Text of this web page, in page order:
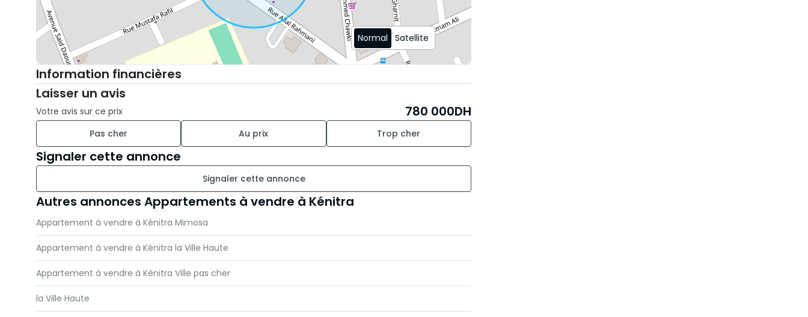
Normal Satellite
Information financières
Laisser un avis
Votre avis sur ce prix 780 000DH
Pas cher Au prix Trop cher
Signaler cette annonce
Signaler cette annonce
Autres annonces Appartements à vendre à Kénitra
Appartement à vendre à Kénitra Mimosa
Appartement à vendre à Kénitra la Ville Haute
Appartement à vendre à Kénitra Ville pas cher
la Ville Haute